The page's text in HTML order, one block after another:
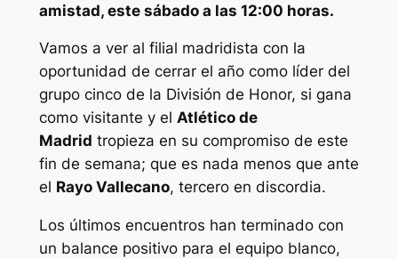
amistad, este sábado a las 12:00 horas.
Vamos a ver al filial madridista con la
oportunidad de cerrar el año como líder del
grupo cinco de la División de Honor, si gana
como visitante y el Atlético de
Madrid tropieza en su compromiso de este
fin de semana; que es nada menos que ante
el Rayo Vallecano, tercero en discordia.
Los últimos encuentros han terminado con
un balance positivo para el equipo blanco,